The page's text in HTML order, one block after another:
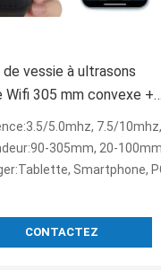
de vessie à ultrasons
Wifi 305 mm convexe +
sonde cardiaque
5.0mhz, 7.5/10mhz, 2.5/
305mm, 20-100mm, 90-
Smartphone,
CONTACTEZ